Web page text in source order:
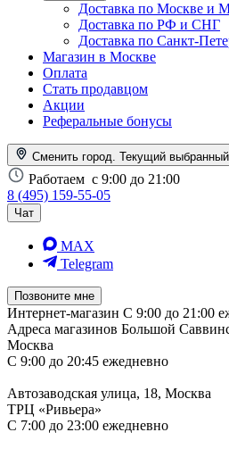
Доставка по Москве и
Доставка по РФ и СНГ
Доставка по Санкт-
Магазин в Москве
Оплата
Стать продавцом
Акции
Реферальные бонусы
Сменить город. Текущий
Работаем с 9:00 до 21:00
8 (495) 159-55-05
Чат
MAX
Telegram
Позвоните мне
Интернет-магазин С 9:00 до 21:00
Адреса магазинов Большой
Москва
С 9:00 до 20:45 ежедневно
Автозаводская улица, 18, Москва
ТРЦ «Ривьера»
С 7:00 до 23:00 ежедневно